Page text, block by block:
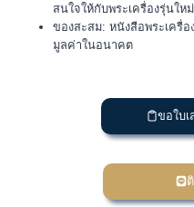
สนใจให้กับพระเครื่องรุ่นให
ของสะสม: หนังสือพระเครื่
มูลค่าในอนาคต
ขอใบ